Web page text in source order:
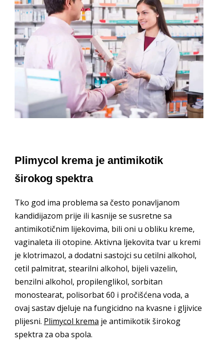
Plimycol krema je antimikotik
širokog spektra
Tko god ima problema sa često ponavljanom
kandidijazom prije ili kasnije se susretne sa
antimikotičnim lijekovima, bili oni u obliku kreme,
vaginaleta ili otopine. Aktivna ljekovita tvar u kremi
je klotrimazol, a dodatni sastojci su cetilni alkohol,
cetil palmitrat, stearilni alkohol, bijeli vazelin,
benzilni alkohol, propilenglikol, sorbitan
monostearat, polisorbat 60 i pročišćena voda, a
ovaj sastav djeluje na fungicidno na kvasne i gljivice
plijesni. Plimycol krema je antimikotik širokog
spektra za oba spola.